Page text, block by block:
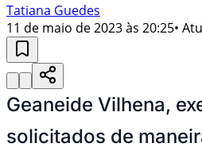
Tatiana Guedes
11 de maio de 2023 às 20:25•
Geaneide Vilhena,
solicitados de